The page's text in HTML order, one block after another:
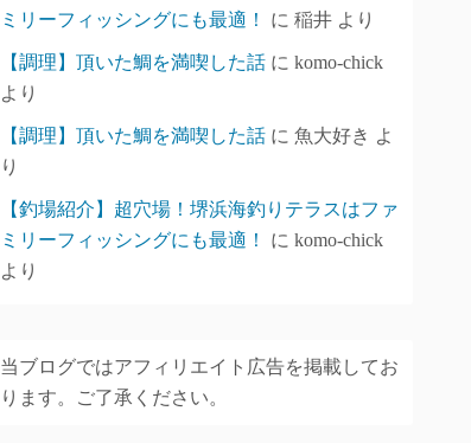
ミリーフィッシングにも最適！
に 稲井 より
【調理】頂いた鯛を満喫した話 に komo-chick
より
【調理】頂いた鯛を満喫した話 に 魚大好き よ
り
【釣場紹介】超穴場！堺浜海釣りテラスはファ
ミリーフィッシングにも最適！
に komo-chick
より
当ブログではアフィリエイト広告を掲載してお
ります。ご了承ください。